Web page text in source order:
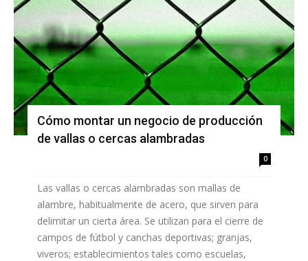
Cómo montar un negocio de producción
de vallas o cercas alambradas
0
Las vallas o cercas alambradas son mallas de
alambre, habitualmente de acero, que sirven para
delimitar un cierta área. Se utilizan para el cierre de
campos de fútbol y canchas deportivas; granjas,
viveros; establecimientos tales como escuelas,